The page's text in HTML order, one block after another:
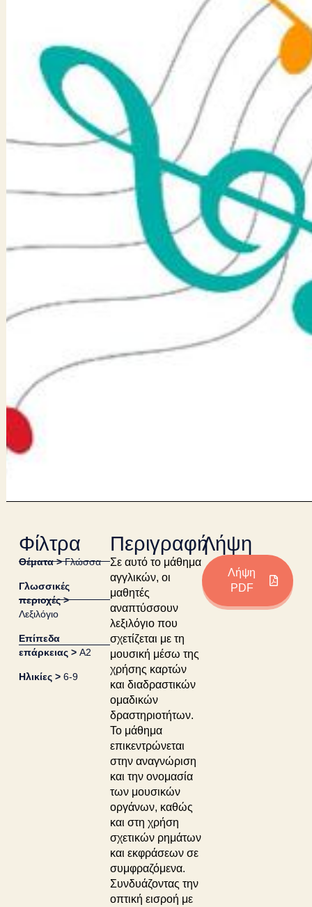
Φίλτρα
Θέματα >Γλώσσα
Γλωσσικές
περιοχές >
Λεξιλόγιο
Επίπεδα
επάρκειας > A2
Ηλικίες > 6-9
Περιγραφή
Σε αυτό το μάθημα
αγγλικών, οι
μαθητές
αναπτύσσουν
λεξιλόγιο που
σχετίζεται με τη
μουσική μέσω της
χρήσης καρτών
και διαδραστικών
ομαδικών
δραστηριοτήτων.
Το μάθημα
επικεντρώνεται
στην αναγνώριση
και την ονομασία
των μουσικών
οργάνων, καθώς
και στη χρήση
σχετικών ρημάτων
και εκφράσεων σε
συμφραζόμενα.
Συνδυάζοντας την
οπτική εισροή με
Λήψη
Λήψη
PDF